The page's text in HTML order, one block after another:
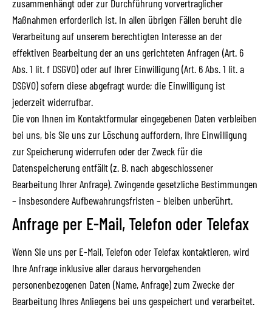
zusammenhängt oder zur Durchführung vorvertraglicher
Maßnahmen erforderlich ist. In allen übrigen Fällen beruht die
Verarbeitung auf unserem berechtigten Interesse an der
effektiven Bearbeitung der an uns gerichteten Anfragen (Art. 6
Abs. 1 lit. f DSGVO) oder auf Ihrer Einwilligung (Art. 6 Abs. 1 lit. a
DSGVO) sofern diese abgefragt wurde; die Einwilligung ist
jederzeit widerrufbar.
Die von Ihnen im Kontaktformular eingegebenen Daten verbleiben
bei uns, bis Sie uns zur Löschung auffordern, Ihre Einwilligung
zur Speicherung widerrufen oder der Zweck für die
Datenspeicherung entfällt (z. B. nach abgeschlossener
Bearbeitung Ihrer Anfrage). Zwingende gesetzliche Bestimmungen
– insbesondere Aufbewahrungsfristen – bleiben unberührt.
Anfrage per E-Mail, Telefon oder Telefax
Wenn Sie uns per E-Mail, Telefon oder Telefax kontaktieren, wird
Ihre Anfrage inklusive aller daraus hervorgehenden
personenbezogenen Daten (Name, Anfrage) zum Zwecke der
Bearbeitung Ihres Anliegens bei uns gespeichert und verarbeitet.